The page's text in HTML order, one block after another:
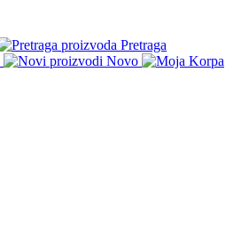
Pretraga
Novo